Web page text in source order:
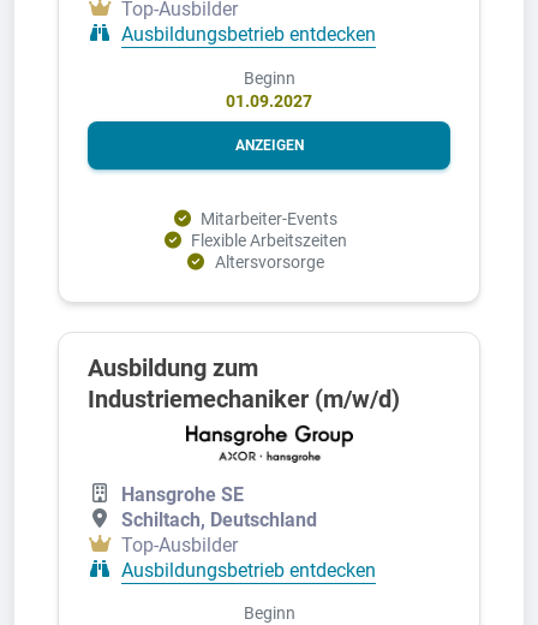
Top-Ausbilder
Ausbildungsbetrieb entdecken
Beginn
01.09.2027
ANZEIGEN
Mitarbeiter-Events
Flexible Arbeitszeiten
Altersvorsorge
Ausbildung zum
Industriemechaniker (m/w/d)
Hansgrohe SE
Schiltach, Deutschland
Top-Ausbilder
Ausbildungsbetrieb entdecken
Beginn